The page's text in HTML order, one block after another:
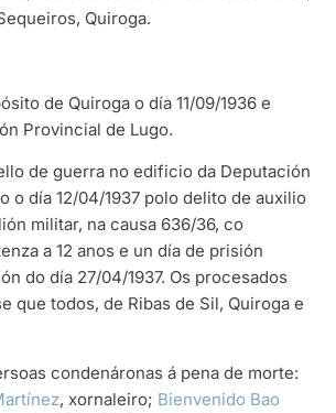
Quiroga.
de Quiroga o día 11/09/1936 e
Provincial de Lugo.
de guerra no edificio da Deputación
o día 12/04/1937 polo delito de auxilio
militar, na causa 636/36, co
a 12 anos e un día de prisión
do día 27/04/1937. Os procesados
que todos, de Ribas de Sil, Quiroga e
condenáronas á pena de morte:
, xornaleiro; Bienvenido Bao